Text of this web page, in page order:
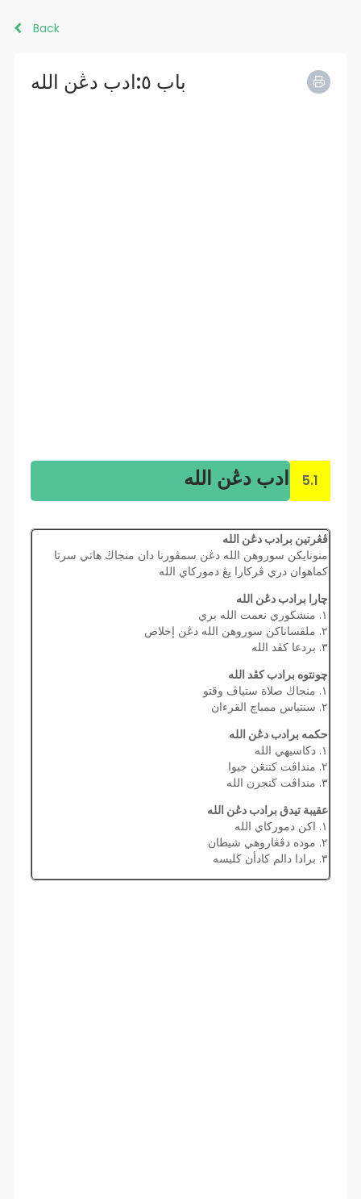
Back
باب ٥:ادب دڠن الله
ادب دڠن الله 5.1
ڤڠرتين برادب دڠن الله
منونايكن سوروهن الله دڠن سمڤورنا دان منجاڬ هاتي سرتا
كماهوان دري ڤركارا يڠ دموركاي الله
چارا برادب دڠن الله
١. منشكوري نعمت الله بري
٢. ملقساناكن سوروهن الله دڠن إخلاص
٣. بردعا كڤد الله
چونتوه برادب كڤد الله
١. منجاڬ صلاة ستياڤ وقتو
٢. سنتياس ممباچ القرءان
حكمه برادب دڠن الله
١. دكاسيهي الله
٢. منداڤت كتنڠن جيوا
٣. منداڤت ڬنجرن الله
عقيبة تيدق برادب دڠن الله
١. اكن دموركاي الله
٢. موده دڤڠاروهي شيطان
٣. برادا دالم كادأن ڬليسه